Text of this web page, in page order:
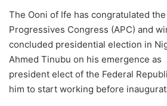
The Ooni of Ife has congratulated
Progressives Congress (APC) and
concluded presidential election in
Ahmed Tinubu on his emergence as
president elect of the Federal
him to start working before